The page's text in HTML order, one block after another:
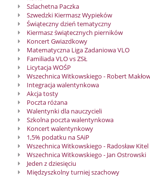
Szlachetna Paczka
Szwedzki Kiermasz Wypieków
Świąteczny dzień tematyczny
Kiermasz świątecznych pierników
Koncert Gwiazdkowy
Matematyczna Liga Zadaniowa VLO
Familiada VLO vs ZSŁ
Licytacja WOŚP
Wszechnica Witkowskiego - Robert
Integracja walentynkowa
Akcja tosty
Poczta różana
Walentynki dla nauczycieli
Szkolna poczta walentynkowa
Koncert walentynkowy
1,5% podatku na SAiP
Wszechnica Witkowskiego - Radosław Kitel
Wszechnica Witkowskiego - Jan Ostrowski
Jeden z dziesięciu
Międzyszkolny turniej szachowy